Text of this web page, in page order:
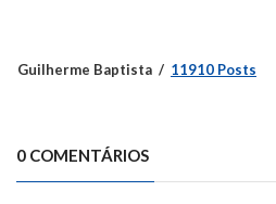
Guilherme Baptista 11910 Posts
0 COMENTÁRIOS